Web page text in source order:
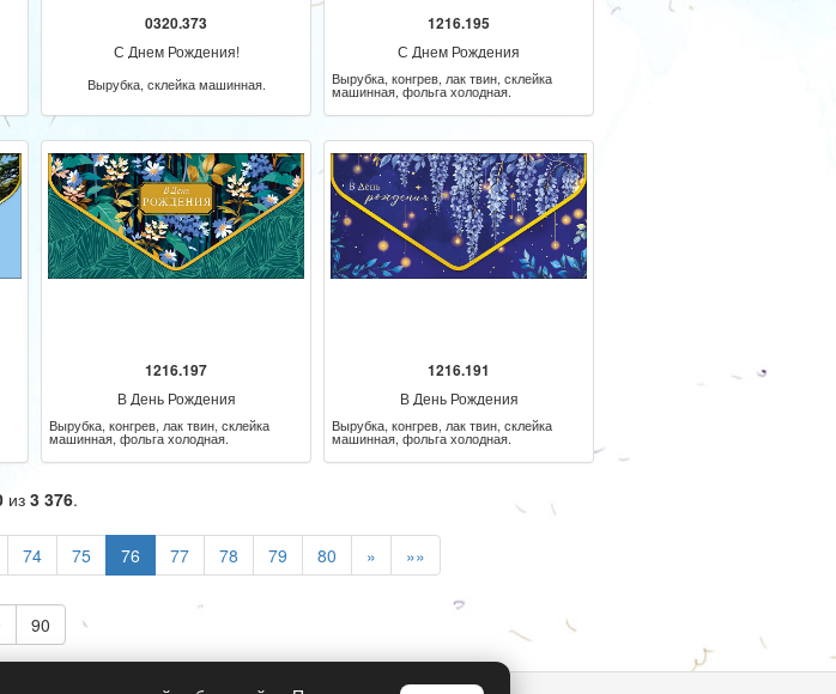
0320.373
С Днем Рождения!
Вырубка, склейка машинная.
1216.195
С Днем Рождения
Вырубка, конгрев, лак твин, склейка
машинная, фольга холодная.
1216.197
В День Рождения
Вырубка, конгрев, лак твин, склейка
машинная, фольга холодная.
1216.191
В День Рождения
Вырубка, конгрев, лак твин, склейка
машинная, фольга холодная.
из 3 376.
74 75 76 77 78 79 80 » »»
90